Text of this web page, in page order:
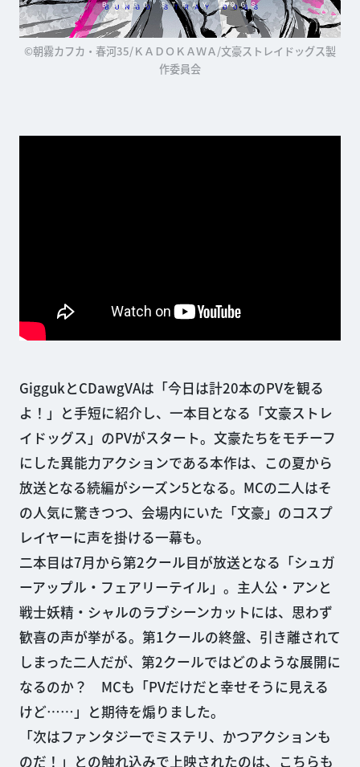
©朝霧カフカ・春河35/ＫＡＤＯＫＡＷＡ/文豪ストレイドッグス製
作委員会
GiggukとCDawgVAは「今日は計20本のPVを観る
よ！」と手短に紹介し、一本目となる「文豪ストレ
イドッグス」のPVがスタート。文豪たちをモチーフ
にした異能力アクションである本作は、この夏から
放送となる続編がシーズン5となる。MCの二人はそ
の人気に驚きつつ、会場内にいた「文豪」のコスプ
レイヤーに声を掛ける一幕も。
二本目は7月から第2クール目が放送となる「シュガ
ーアップル・フェアリーテイル」。主人公・アンと
戦士妖精・シャルのラブシーンカットには、思わず
歓喜の声が挙がる。第1クールの終盤、引き離されて
しまった二人だが、第2クールではどのような展開に
なるのか？ MCも「PVだけだと幸せそうに見える
けど……」と期待を煽りました。
「次はファンタジーでミステリ、かつアクションも
のだ！」との触れ込みで上映されたのは、こちらも